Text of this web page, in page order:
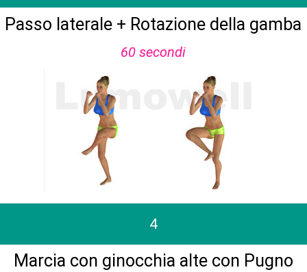
Passo laterale + Rotazione della gamba
60 secondi
4
Marcia con ginocchia alte con Pugno